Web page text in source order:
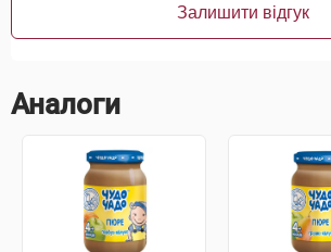
Залишити відгук
Аналоги